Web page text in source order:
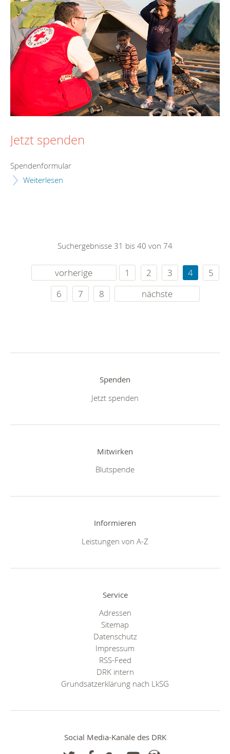
Jetzt spenden
Spendenformular
Weiterlesen
Suchergebnisse 31 bis 40 von 74
vorherige 1 2 3 4
5
6
7 8 nächste
Spenden
Jetzt spenden
Mitwirken
Blutspende
Informieren
Leistungen von A-Z
Service
Adressen
Sitemap
Datenschutz
Impressum
RSS-Feed
DRK intern
Grundsatzerklärung nach LkSG
Social Media-Kanäle des DRK